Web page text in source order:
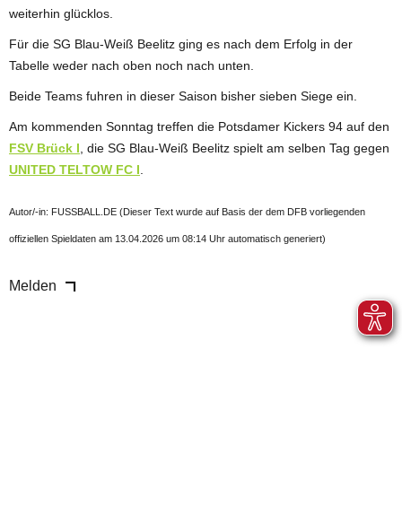
weiterhin glücklos.
Für die SG Blau-Weiß Beelitz ging es nach dem Erfolg in der
Tabelle weder nach oben noch nach unten.
Beide Teams fuhren in dieser Saison bisher sieben Siege ein.
Am kommenden Sonntag treffen die Potsdamer Kickers 94 auf den
FSV Brück I , die SG Blau-Weiß Beelitz spielt am selben Tag gegen
UNITED TELTOW FC I
Autor/-in: FUSSBALL.DE (Dieser Text wurde auf Basis der dem DFB vorliegenden
offiziellen Spieldaten am 13.04.2026 um 08:14 Uhr automatisch generiert)
Melden